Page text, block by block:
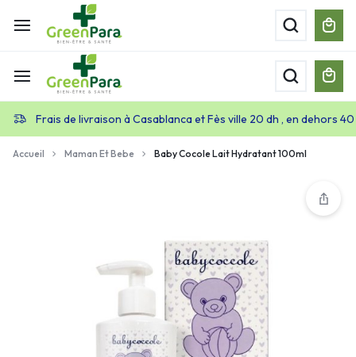
Frais de livraison à Casablanca et Fès ville 20 dh , en dehors
Accueil Maman Et Bebe Baby Cocole Lait Hydratant 100ml